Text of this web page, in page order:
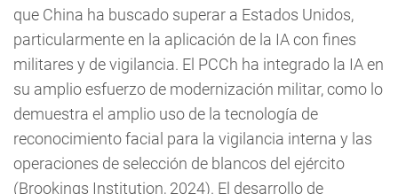
que China ha buscado superar a Estados Unidos,
particularmente en la aplicación de la IA con fines
militares y de vigilancia. El PCCh ha integrado la IA en
su amplio esfuerzo de modernización militar, como lo
demuestra el amplio uso de la tecnología de
reconocimiento facial para la vigilancia interna y las
operaciones de selección de blancos del ejército
(Brookings Institution, 2024). El desarrollo de